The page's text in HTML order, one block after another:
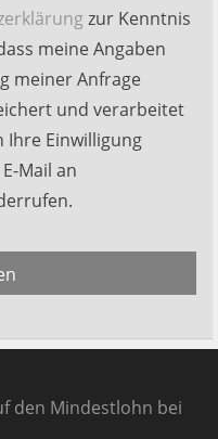
zur Kenntnis
meine Angaben
meiner Anfrage
und verarbeitet
Ihre Einwilligung
Mail an
den Mindestlohn bei